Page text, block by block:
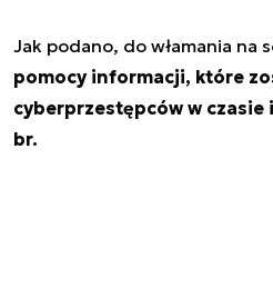
Jak podano, do włamania na
pomocy informacji, które
cyberprzestępców w
br.